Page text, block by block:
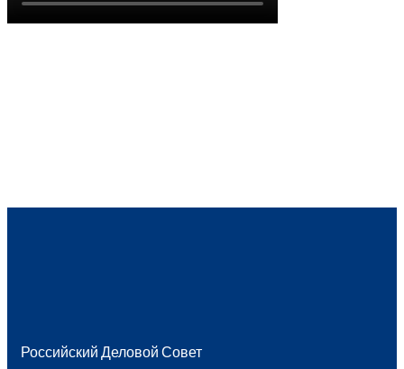
Российский Деловой Совет